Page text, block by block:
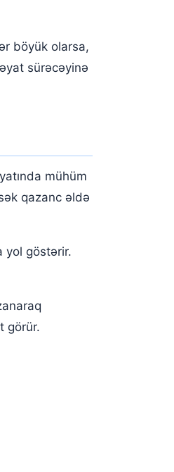
böyük olarsa,
sürəcəyinə
mühüm
qazanc əldə
yol göstərir.
görür.